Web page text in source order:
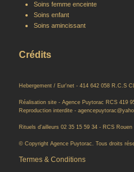
Soins femme enceinte
Soins enfant
Soins amincissant
Crédits
Hebergement / Eur'net - 414 642 058 R.C.S
Réalisation site - Agence Puytorac RCS 419
Reproduction interdite -
Rituels d'ailleurs 02 35 15 59 34 - RCS Rouen
© Copyright Agence Puytorac. Tous droits
Termes & Conditions